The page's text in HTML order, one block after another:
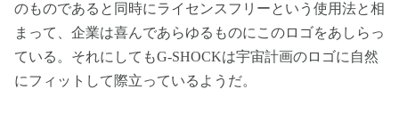
のものであると同時にライセンスフリーという使用法と相
まって、企業は喜んであらゆるものにこのロゴをあしらっ
ている。それにしてもG-SHOCKは宇宙計画のロゴに自然
にフィットして際立っているようだ。